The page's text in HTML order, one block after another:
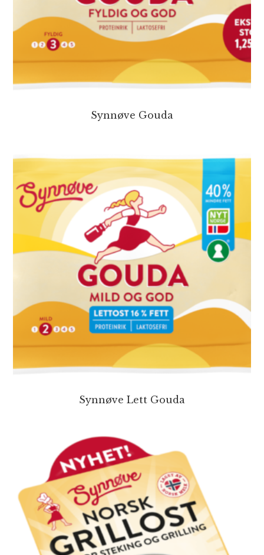
Synnøve Gouda
Synnøve Lett Gouda